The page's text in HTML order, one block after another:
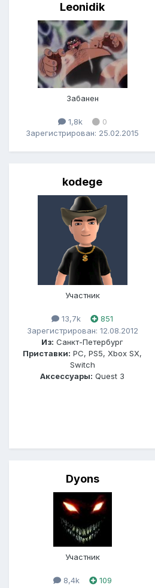
Leonidik
Забанен
1,8k
0
Зарегистрирован: 25.02.2015
kodege
Участник
13,7k
851
Зарегистрирован: 12.08.2012
Из: Санкт-Петербург
Приставки: PC, PS5, Xbox SX,
Switch
Аксессуары: Quest 3
Dyons
Участник
8,4k
109